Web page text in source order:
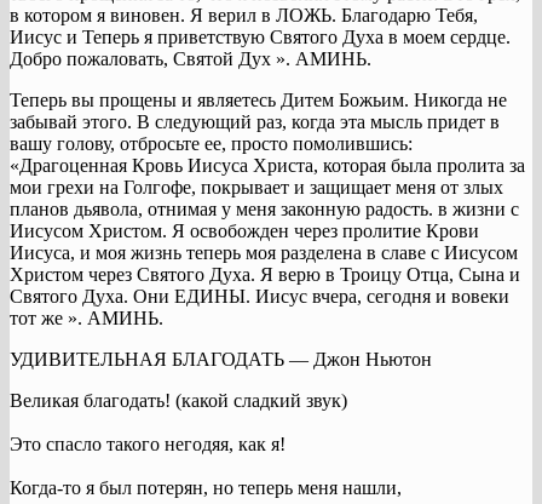
в котором я виновен. Я верил в ЛОЖЬ. Благодарю Тебя,
Иисус и Теперь я приветствую Святого Духа в моем сердце.
Добро пожаловать, Святой Дух ». АМИНЬ.
Теперь вы прощены и являетесь Дитем Божьим. Никогда не
забывай этого. В следующий раз, когда эта мысль придет в
вашу голову, отбросьте ее, просто помолившись:
«Драгоценная Кровь Иисуса Христа, которая была пролита за
мои грехи на Голгофе, покрывает и защищает меня от злых
планов дьявола, отнимая у меня законную радость. в жизни с
Иисусом Христом. Я освобожден через пролитие Крови
Иисуса, и моя жизнь теперь моя разделена в славе с Иисусом
Христом через Святого Духа. Я верю в Троицу Отца, Сына и
Святого Духа. Они ЕДИНЫ. Иисус вчера, сегодня и вовеки
тот же ». АМИНЬ.
УДИВИТЕЛЬНАЯ БЛАГОДАТЬ — Джон Ньютон
Великая благодать! (какой сладкий звук)
Это спасло такого негодяя, как я!
Когда-то я был потерян, но теперь меня нашли,